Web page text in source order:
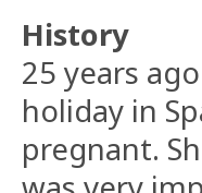
History
25 years
holiday in
pregnant.